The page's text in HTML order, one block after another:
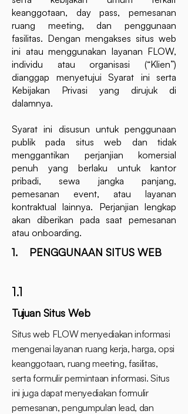
keanggotaan, day pass, pemesanan
ruang meeting, dan penggunaan
fasilitas. Dengan mengakses situs web
ini atau menggunakan layanan FLOW,
individu atau organisasi (“Klien”)
dianggap menyetujui Syarat ini serta
Kebijakan Privasi yang dirujuk di
dalamnya.
Syarat ini disusun untuk penggunaan
publik pada situs web dan tidak
menggantikan perjanjian komersial
penuh yang berlaku untuk kantor
pribadi, sewa jangka panjang,
pemesanan event, atau layanan
kontraktual lainnya. Perjanjian lengkap
akan diberikan pada saat pemesanan
atau onboarding.
1. PENGGUNAAN SITUS WEB
1.1
Tujuan Situs Web
Situs web FLOW menyediakan informasi
mengenai layanan ruang kerja, harga, opsi
keanggotaan, ruang meeting, fasilitas,
serta formulir permintaan informasi. Situs
ini juga dapat menyediakan formulir
pemesanan, pengumpulan lead, dan